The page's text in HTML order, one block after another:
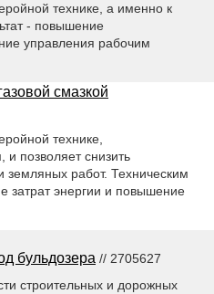
технике, а именно к
- повышение
управления рабочим
смазкой
технике,
позволяет снизить
земляных работ. Техническим
затрат энергии и повышение
бульдозера // 2705627
строительных и дорожных